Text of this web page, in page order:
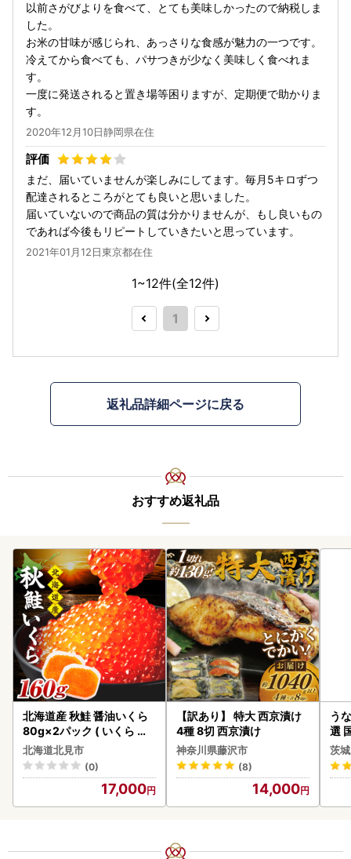
以前さがびよりを食べて、とても美味しかったので納税しま
した。
お米の甘味が感じられ、あっさりな食感が魅力の一つです。
冷えてから食べても、パサつきが少なく美味しく食べれま
す。
一度に発送されると置き場等困りますが、定期便で助かりま
す。
2020年12月10日静岡県在住
まだ、届いていませんが楽しみにしてます。毎月5キロずつ
配達されるところがとても良いと思いました。
届いていないので商品の質は分かりませんが、もし良いもの
であれば今後もリピートしていきたいと思っています。
2021年01月12日東京都在住
1~12件(全12件)
1
返礼品詳細ページに戻る
おすすめ返礼品
北海道産 秋鮭 醤油いくら
80g×2パック ( いくら イ
クラ 魚卵 鮭 サケ さけ 鮭い
くら 醤油漬け パック 北海
道産 ふるさと納税 秋鮭 )【
北海道北見市
(0)
17,000
【訳あり】 特大 西京漬け
4種 8切 西京漬け
神奈川県藤沢市
(8)
14,000
う
選
付
あ
人
茨